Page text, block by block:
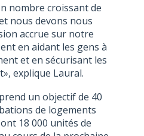
nombre croissant de
nous devons nous
accrue sur notre
en aidant les gens à
et en sécurisant les
explique Laural.
un objectif de 40
de logements
18 000 unités de